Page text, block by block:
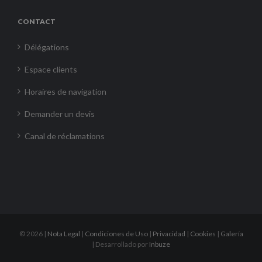
CONTACT
Délégations
Espace clients
Horaires de navigation
Demander un devis
Canal de réclamations
©2026 | Nota Legal | Condiciones de Uso| Privacidad | Cookies | Galería
| Desarrollado por Inbuze